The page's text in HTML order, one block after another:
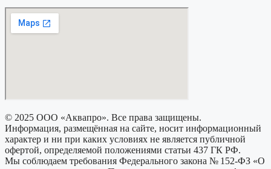
© 2025 ООО «Аквапро». Все права защищены.
Информация, размещённая на сайте, носит информационный
характер и ни при каких условиях не является публичной
офертой, определяемой положениями статьи 437 ГК РФ.
Мы соблюдаем требования Федерального закона № 152-ФЗ «О